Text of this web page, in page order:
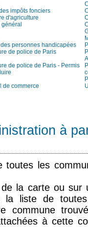
impôts fonciers
d'agriculture
personnes handicapées
de police de Paris
de police de Paris - Permis
de commerce
à
les
la carte ou sur
la liste de
commune
à cette